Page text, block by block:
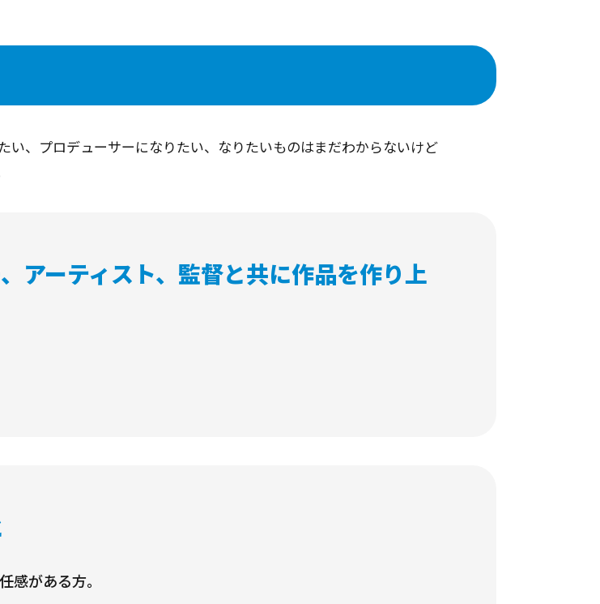
、プロデューサーになりたい、なりたいものはまだわからないけど
アーティスト、監督と共に作品を作り上
感がある方。